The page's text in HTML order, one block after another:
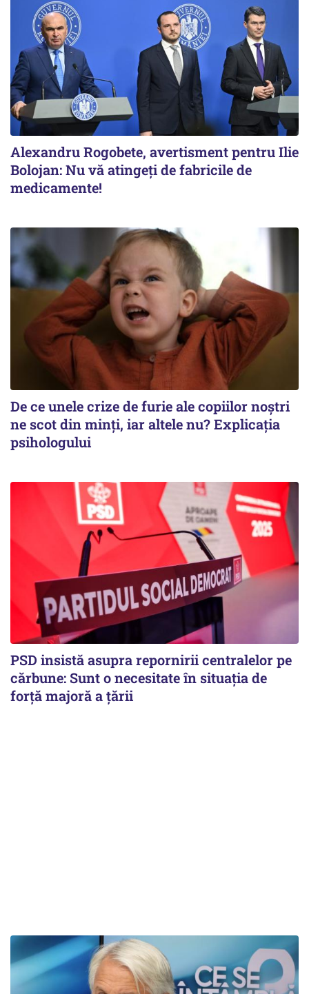
Alexandru Rogobete, avertisment pentru Ilie
Bolojan: Nu vă atingeți de fabricile de
medicamente!
De ce unele crize de furie ale copiilor noștri
ne scot din minți, iar altele nu? Explicația
psihologului
PSD insistă asupra repornirii centralelor pe
cărbune: Sunt o necesitate în situația de
forță majoră a țării